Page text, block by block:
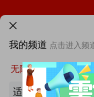
我的频道 点击进入频
无障碍空间
适老化墙面/天花板
首页 找新闻 找厂
第